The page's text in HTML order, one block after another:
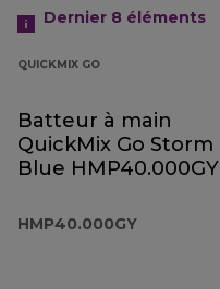
Dernier 8 éléments
QUICKMIX GO
Batteur à main
QuickMix Go Storm
Blue HMP40.000GY
HMP40.000GY